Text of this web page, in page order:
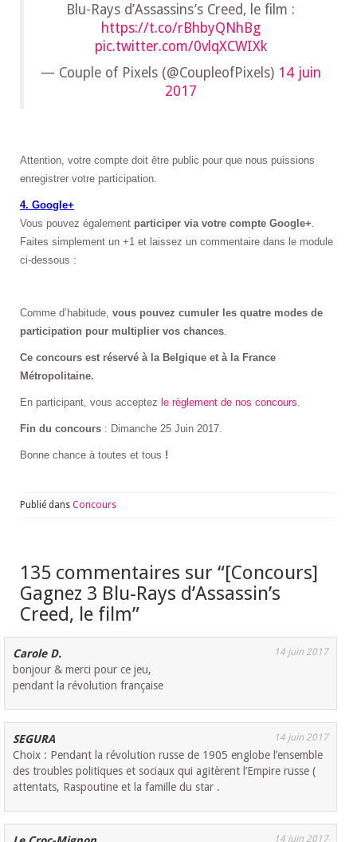
Blu-Rays d’Assassins’s Creed, le film :
https://t.co/rBhbyQNhBg
pic.twitter.com/0vlqXCWIXk
— Couple of Pixels (@CoupleofPixels) 14 juin
2017
Attention, votre compte doit être public pour que nous puissions
enregistrer votre participation.
4. Google+
Vous pouvez également participer via votre compte Google+
Faites simplement un +1 et laissez un commentaire dans le module
ci-dessous :
Comme d’habitude, vous pouvez cumuler les quatre modes de
participation pour multiplier vos chances
Ce concours est réservé à la Belgique et à la France
Métropolitaine.
En participant, vous acceptez le règlement de nos concours
Fin du concours : Dimanche 25 Juin 2017.
Bonne chance à toutes et tous !
Publié dans Concours
135 commentaires sur “[Concours]
Gagnez 3 Blu-Rays d’Assassin’s
Creed, le film”
Carole D. 14 juin 2017
bonjour & merci pour ce jeu,
pendant la révolution française
SEGURA 14 juin 2017
Choix : Pendant la révolution russe de 1905 englobe l’ensemble
des troubles politiques et sociaux qui agitèrent l’Empire russe (
attentats, Raspoutine et la famille du star .
14 juin 2017